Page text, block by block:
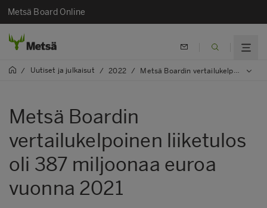
Metsä Board Online
/ Uutiset ja julkaisut / 2022 / Metsä Boardin vertailukelpoinen liiketulos oli 387 miljoonaa euroa vuonna 2021
Metsä Boardin
vertailukelpoinen liiketulos
oli 387 miljoonaa euroa
vuonna 2021